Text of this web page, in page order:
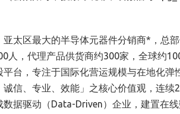
亚太区最大的半导体元器件分销商* ，总
人，代理产品供货商约300家，全球约
平台，专注于国际化营运规模与在地化
信、专业、效能」之核心价值观，连
数据驱动 （Data-Driven） 企业，建置在线